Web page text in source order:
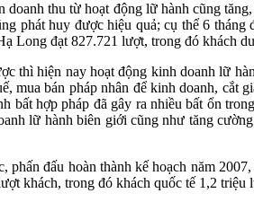
thu từ hoạt động lữ hành cũng
phát huy được hiệu quả; cụ thể 6
Long đạt 827.721 lượt, trong đó khách
thì hiện nay hoạt động kinh doanh lữ
mua bán pháp nhân để kinh doanh,
bất hợp pháp đã gây ra nhiều bất ổn
lữ hành biên giới cũng như tăng
đấu hoàn thành kế hoạch năm
khách, trong đó khách quốc tế 1,2